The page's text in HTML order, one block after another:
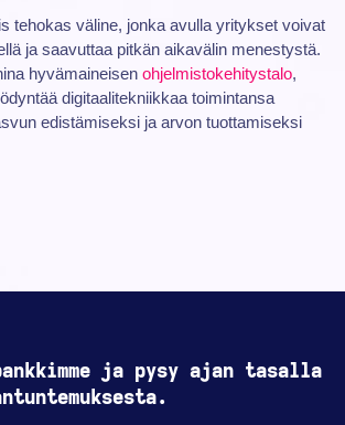
tehokas väline, jonka avulla yritykset voivat
ja saavuttaa pitkän aikavälin menestystä.
hyvämaineisen ohjelmistokehitystalo,
digitaalitekniikkaa toimintansa
edistämiseksi ja arvon tuottamiseksi
ja pysy ajan tasalla